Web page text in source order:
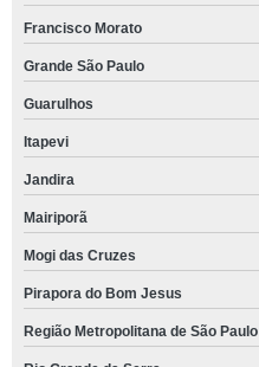
Francisco Morato
Grande São Paulo
Guarulhos
Itapevi
Jandira
Mairiporã
Mogi das Cruzes
Pirapora do Bom Jesus
Região Metropolitana de São Paulo